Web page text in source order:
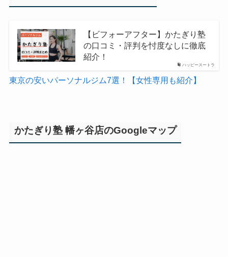
ハッピースートラ
【ビフォーアフター】かたぎり塾
の口コミ・評判を忖度なしに徹底
紹介！
東京の安いパーソナルジム7選！【女性専用も紹介】
かたぎり塾 幡ヶ谷店のGoogleマップ